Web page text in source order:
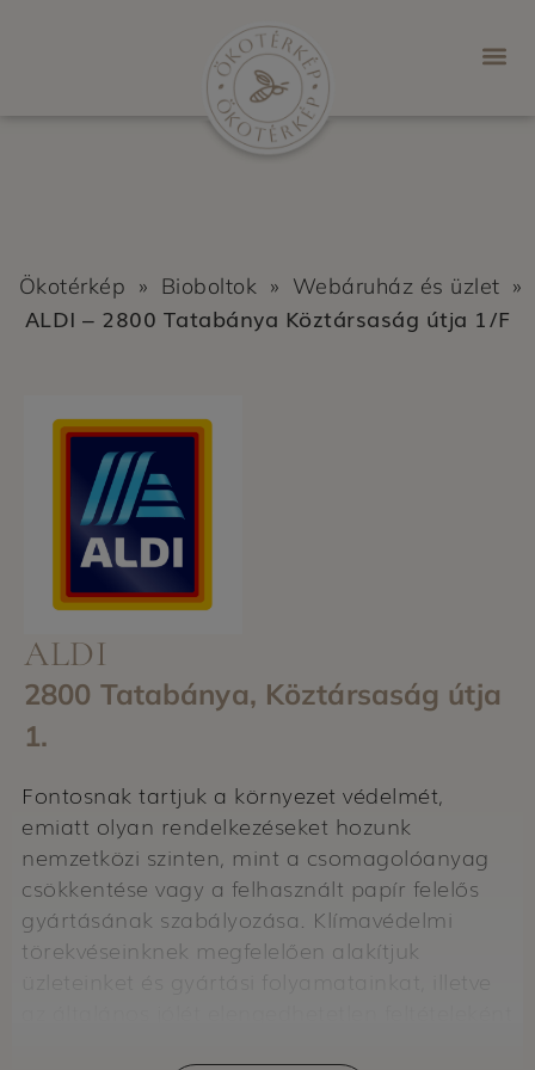
Ökotérkép » Bioboltok » Webáruház és üzlet »
ALDI – 2800 Tatabánya Köztársaság útja 1/F
ALDI
2800 Tatabánya, Köztársaság útja
1.
Fontosnak tartjuk a környezet védelmét,
emiatt olyan rendelkezéseket hozunk
nemzetközi szinten, mint a csomagolóanyag
csökkentése vagy a felhasznált papír felelős
gyártásának szabályozása. Klímavédelmi
törekvéseinknek megfelelően alakítjuk